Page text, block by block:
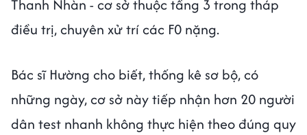
Thanh Nhàn - cơ sở thuộc tầng 3 trong tháp
điều trị, chuyên xử trí các F0 nặng.
Bác sĩ Hường cho biết, thống kê sơ bộ, có
những ngày, cơ sở này tiếp nhận hơn 20 người
dân test nhanh không thực hiện theo đúng quy